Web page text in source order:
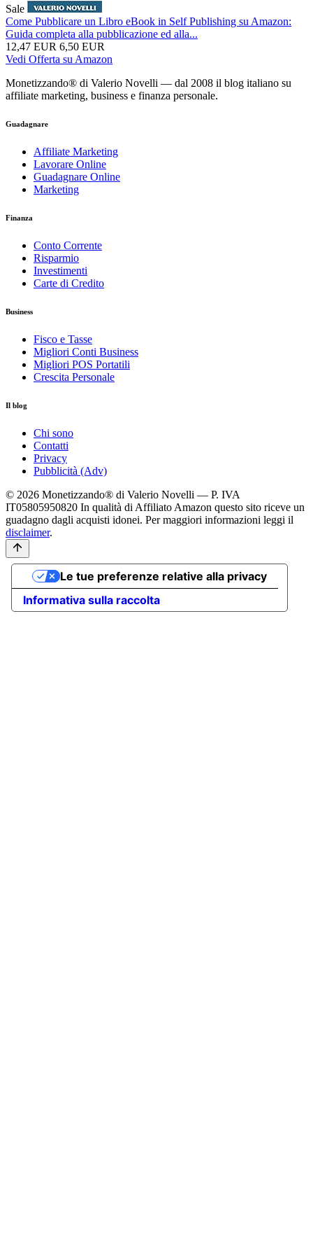
Sale
Come Pubblicare un Libro eBook in Self Publishing su Amazon:
Guida completa alla pubblicazione ed alla...
12,47 EUR 6,50 EUR
Vedi Offerta su Amazon
Monetizzando® di Valerio Novelli — dal 2008 il blog italiano su
affiliate marketing, business e finanza personale.
Guadagnare
Affiliate Marketing
Lavorare Online
Guadagnare Online
Marketing
Finanza
Conto Corrente
Risparmio
Investimenti
Carte di Credito
Business
Fisco e Tasse
Migliori Conti Business
Migliori POS Portatili
Crescita Personale
Il blog
Chi sono
Contatti
Privacy
Pubblicità (Adv)
© 2026 Monetizzando® di Valerio Novelli — P. IVA
IT05805950820 In qualità di Affiliato Amazon questo sito riceve un
guadagno dagli acquisti idonei. Per maggiori informazioni leggi il
disclaimer.
Informativa sulla raccolta
Le tue preferenze relative alla privacy